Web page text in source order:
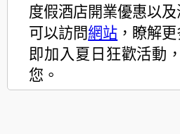
度假酒店開業優惠以
可以訪問網站 ， 瞭解
即加入夏日狂歡活動，
您。